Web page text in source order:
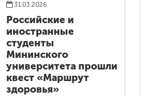
31.03.2026
Российские и
иностранные
студенты
Мининского
университета прошли
квест «Маршрут
здоровья»